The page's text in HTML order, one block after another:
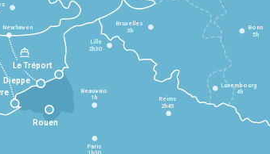
Dieppe
Le Tréport
Paris
Beauvais
1h Reims
2h45
Lille
2h30
Bruxelles
3h
Newhaven Bonn
5h
Luxembourg
4h
Rouen